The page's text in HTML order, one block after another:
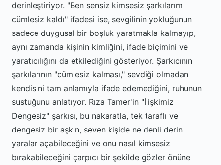
derinleştiriyor. "Ben sensiz kimsesiz şarkılarım
cümlesiz kaldı" ifadesi ise, sevgilinin yokluğunun
sadece duygusal bir boşluk yaratmakla kalmayıp,
aynı zamanda kişinin kimliğini, ifade biçimini ve
yaratıcılığını da etkilediğini gösteriyor. Şarkıcının
şarkılarının "cümlesiz kalması," sevdiği olmadan
kendisini tam anlamıyla ifade edemediğini, ruhunun
sustuğunu anlatıyor. Rıza Tamer'in "İlişkimiz
Dengesiz" şarkısı, bu nakaratla, tek taraflı ve
dengesiz bir aşkın, seven kişide ne denli derin
yaralar açabileceğini ve onu nasıl kimsesiz
bırakabileceğini çarpıcı bir şekilde gözler önüne